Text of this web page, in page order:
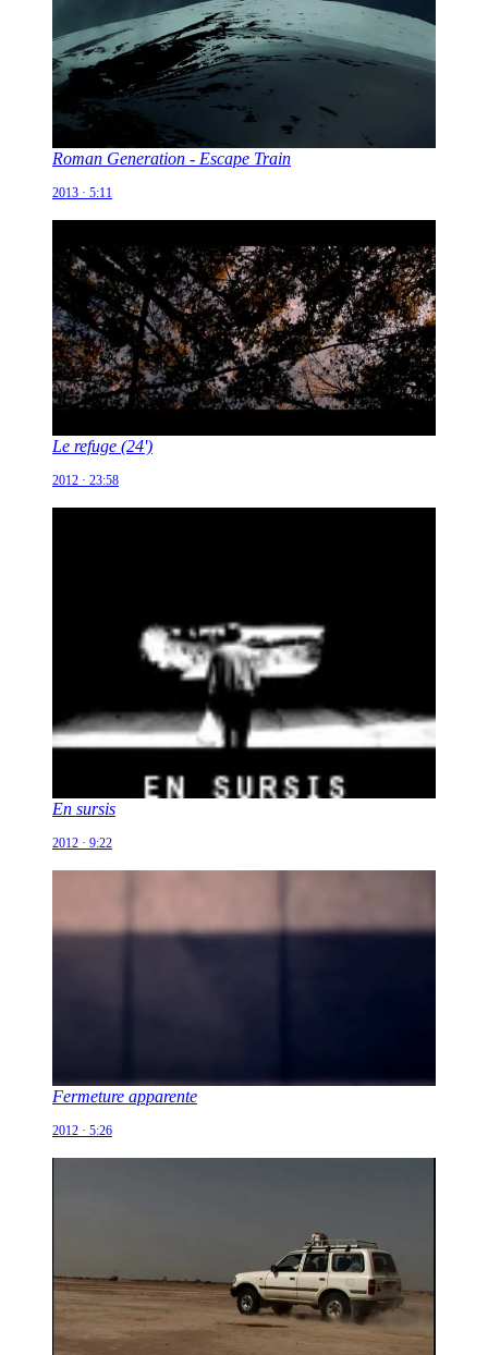
Roman Generation - Escape Train
2013 · 5:11
Le refuge (24')
2012 · 23:58
En sursis
2012 · 9:22
Fermeture apparente
2012 · 5:26